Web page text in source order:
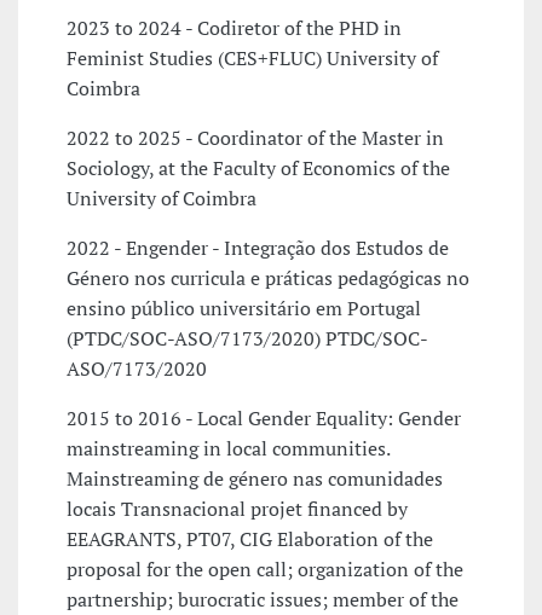
2023 to 2024 - Codiretor of the PHD in
Feminist Studies (CES+FLUC) University of
Coimbra
2022 to 2025 - Coordinator of the Master in
Sociology, at the Faculty of Economics of the
University of Coimbra
2022 - Engender - Integração dos Estudos de
Género nos curricula e práticas pedagógicas no
ensino público universitário em Portugal
(PTDC/SOC-ASO/7173/2020) PTDC/SOC-
ASO/7173/2020
2015 to 2016 - Local Gender Equality: Gender
mainstreaming in local communities.
Mainstreaming de género nas comunidades
locais Transnacional projet financed by
EEAGRANTS, PT07, CIG Elaboration of the
proposal for the open call; organization of the
partnership; burocratic issues; member of the